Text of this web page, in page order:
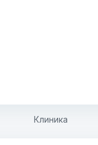
Клиника